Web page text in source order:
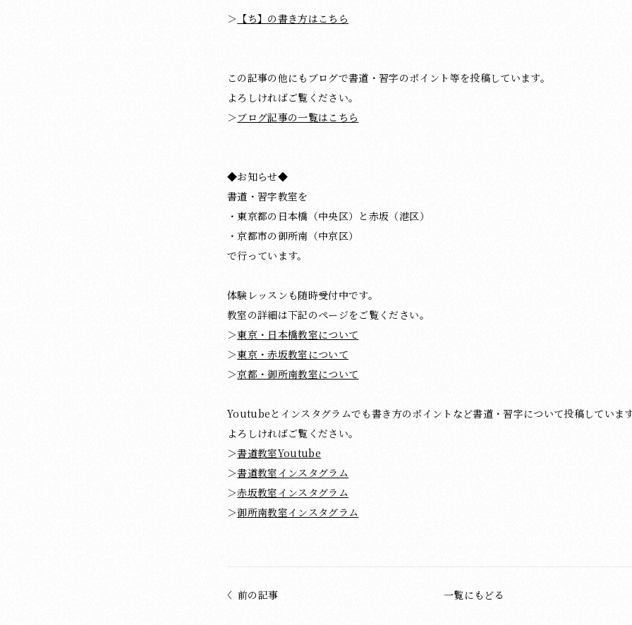
＞ 【ち】の書き方はこちら
この記事の他にもブログで書道・習字のポイント等を投稿しています。
よろしければご覧ください。
＞ ブログ記事の一覧はこちら
◆お知らせ◆
書道・習字教室を
・東京都の日本橋（中央区）と赤坂（港区）
・京都市の御所南（中京区）
で行っています。
体験レッスンも随時受付中です。
教室の詳細は下記のページをご覧ください。
＞東京・日本橋教室について
＞東京・赤坂教室について
＞京都・御所南教室について
Youtubeとインスタグラムでも書き方のポイントなど書道・習字について投稿していま
よろしければご覧ください。
＞書道教室Youtube
＞書道教室インスタグラム
＞赤坂教室インスタグラム
＞御所南教室インスタグラム
前の記事 一覧にもどる